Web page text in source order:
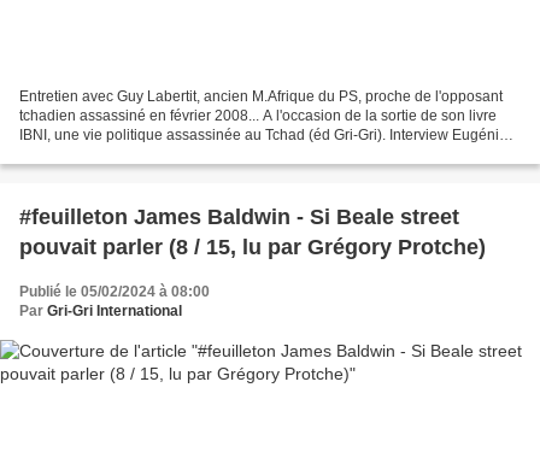
Entretien avec Guy Labertit, ancien M.Afrique du PS, proche de l'opposant
tchadien assassiné en février 2008... A l'occasion de la sortie de son livre
IBNI, une vie politique assassinée au Tchad (éd Gri-Gri). Interview Eugénie
#feuilleton James Baldwin - Si Beale street
pouvait parler (8 / 15, lu par Grégory Protche)
Publié le 05/02/2024 à 08:00
Par Gri-Gri International